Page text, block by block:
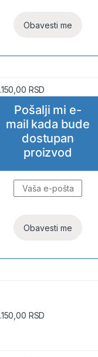
RSD
Pošalji mi e-
mail kada bude
dostupan
proizvod
quantity
RSD